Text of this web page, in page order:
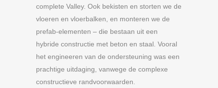
complete Valley. Ook bekisten en storten we de
vloeren en vloerbalken, en monteren we de
prefab-elementen – die bestaan uit een
hybride constructie met beton en staal. Vooral
het engineeren van de ondersteuning was een
prachtige uitdaging, vanwege de complexe
constructieve randvoorwaarden.